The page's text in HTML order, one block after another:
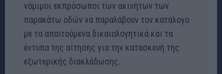
νόμιμοι εκπρόσωποι των ακινήτων των
παρακάτω οδών να παραλάβουν τον κατάλογο
με τα απαιτούμενα δικαιολογητικά και τα
έντυπα της αίτησης για την κατασκευή της
εξωτερικής διακλάδωσης.